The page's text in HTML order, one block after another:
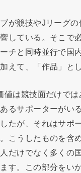
が競技やJリーグ
している。そこで
チと同時並行で国
えて、「作品」と
値は競技面だけで
るサポーターがい
たが、それはサポ
こうしたものを含
だけでなく多くの
ます。この部分を